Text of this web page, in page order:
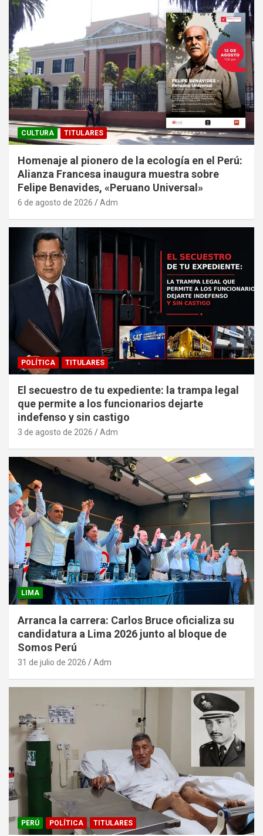
CULTURA TITULARES
Homenaje al pionero de la ecología en el Perú:
Alianza Francesa inaugura muestra sobre
Felipe Benavides, «Peruano Universal»
6 de agosto de 2026 Adm
POLÍTICA TITULARES
El secuestro de tu expediente: la trampa legal
que permite a los funcionarios dejarte
indefenso y sin castigo
3 de agosto de 2026 Adm
LIMA
Arranca la carrera: Carlos Bruce oficializa su
candidatura a Lima 2026 junto al bloque de
Somos Perú
31 de julio de 2026 Adm
PERÚ POLÍTICA TITULARES